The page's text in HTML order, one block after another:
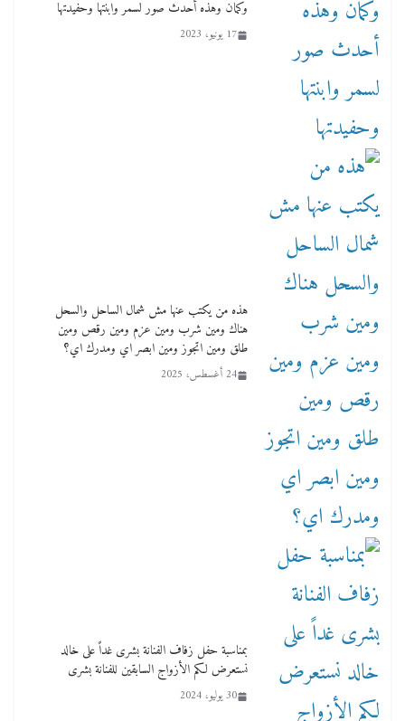
وكمان وهذه أحدث صور لسمر وابنتها وحفيدتها
17 يونيو، 2023
هذه من يكتب عنها مش شمال الساحل والسحل
هناك ومين شرب ومين عزم ومين رقص ومين
طلق ومين اتجوز ومين ابصر اي ومدرك اي؟
24 أغسطس، 2025
بمناسبة حفل زفاف الفنانة بشرى غداً على خالد
نستعرض لكم الأزواج السابقين للفنانة بشرى
30 يوليو، 2024